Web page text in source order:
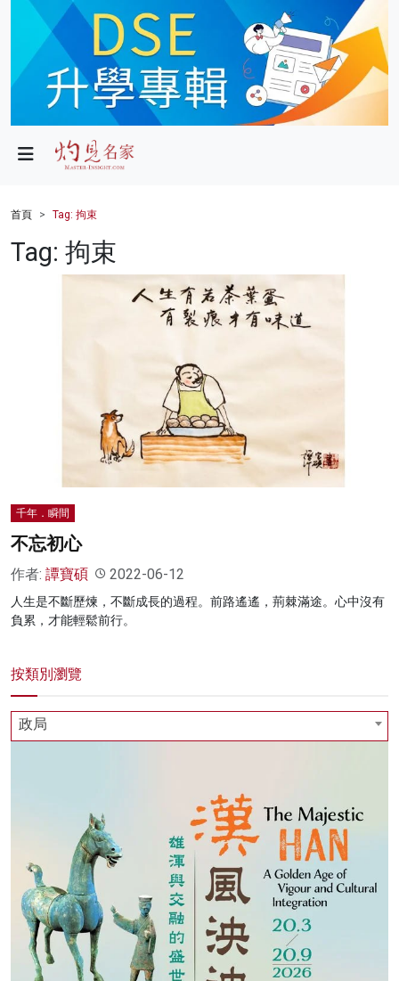
政局
財經
首頁 Tag: 拘束
Tag: 拘束
千年．瞬間
不忘初心
作者: 譚寶碩 2022-06-12
人生是不斷歷煉，不斷成長的過程。前路遙遙，荊棘滿途。心中沒有
負累，才能輕鬆前行。
按類別瀏覽
政局